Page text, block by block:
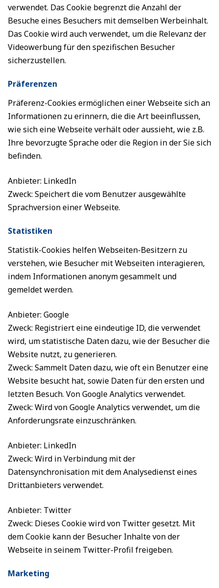
verwendet. Das Cookie begrenzt die Anzahl der
Besuche eines Besuchers mit demselben Werbeinhalt.
Das Cookie wird auch verwendet, um die Relevanz der
Videowerbung für den spezifischen Besucher
sicherzustellen.
Präferenzen
Präferenz-Cookies ermöglichen einer Webseite sich an
Informationen zu erinnern, die die Art beeinflussen,
wie sich eine Webseite verhält oder aussieht, wie z.B.
Ihre bevorzugte Sprache oder die Region in der Sie sich
befinden.
Anbieter: LinkedIn
Zweck: Speichert die vom Benutzer ausgewählte
Sprachversion einer Webseite.
Statistiken
Statistik-Cookies helfen Webseiten-Besitzern zu
verstehen, wie Besucher mit Webseiten interagieren,
indem Informationen anonym gesammelt und
gemeldet werden.
Anbieter: Google
Zweck: Registriert eine eindeutige ID, die verwendet
wird, um statistische Daten dazu, wie der Besucher die
Website nutzt, zu generieren.
Zweck: Sammelt Daten dazu, wie oft ein Benutzer eine
Website besucht hat, sowie Daten für den ersten und
letzten Besuch. Von Google Analytics verwendet.
Zweck: Wird von Google Analytics verwendet, um die
Anforderungsrate einzuschränken.
Anbieter: LinkedIn
Zweck: Wird in Verbindung mit der
Datensynchronisation mit dem Analysedienst eines
Drittanbieters verwendet.
Anbieter: Twitter
Zweck: Dieses Cookie wird von Twitter gesetzt. Mit
dem Cookie kann der Besucher Inhalte von der
Webseite in seinem Twitter-Profil freigeben.
Marketing